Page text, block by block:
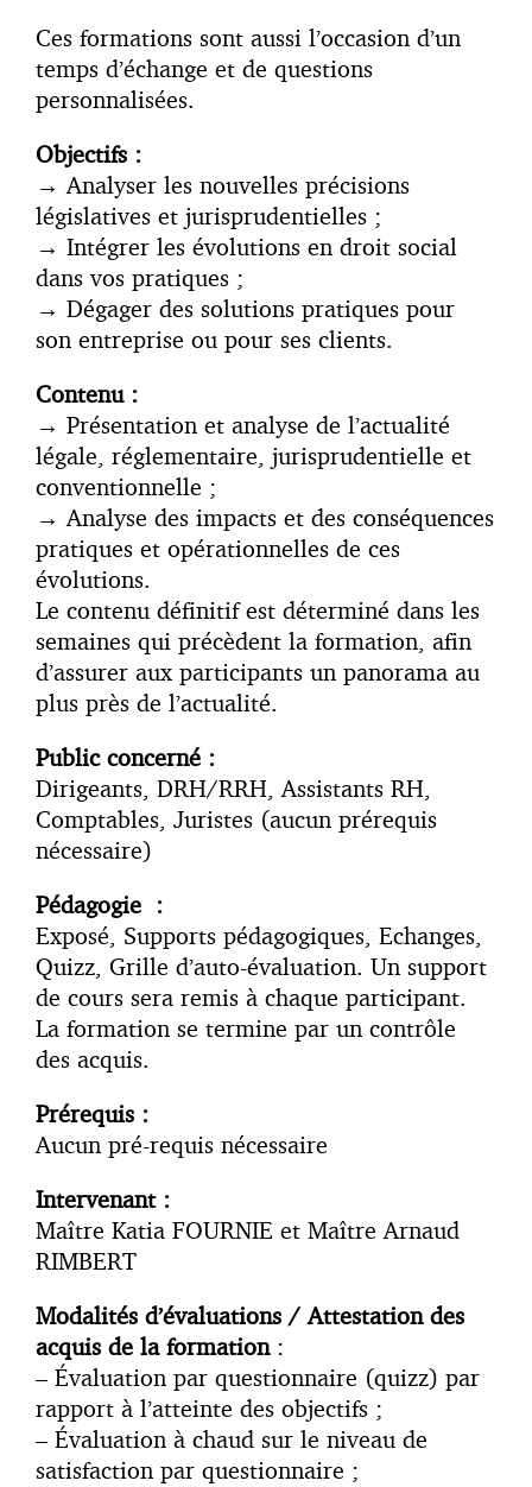
Ces formations sont aussi l’occasion d’un
temps d’échange et de questions
personnalisées.
Objectifs :
→Analyser les nouvelles précisions
législatives et jurisprudentielles ;
→ Intégrer les évolutions en droit social
dans vos pratiques ;
→ Dégager des solutions pratiques pour
son entreprise ou pour ses clients.
Contenu :
→ Présentation et analyse de l’actualité
légale, réglementaire, jurisprudentielle et
conventionnelle ;
→Analyse des impacts et des conséquences
pratiques et opérationnelles de ces
évolutions.
Le contenu définitif est déterminé dans les
semaines qui précèdent la formation, afin
d’assurer aux participants un panorama au
plus près de l’actualité.
Public concerné :
Dirigeants, DRH/RRH, Assistants RH,
Comptables, Juristes (aucun prérequis
nécessaire)
Pédagogie :
Exposé, Supports pédagogiques, Echanges,
Quizz, Grille d’auto-évaluation. Un support
de cours sera remis à chaque participant.
La formation se termine par un contrôle
des acquis.
Prérequis :
Aucun pré-requis nécessaire
Intervenant :
Maître Katia FOURNIE et Maître Arnaud
RIMBERT
Modalités d’évaluations / Attestation des
acquis de la formation:
– Évaluation par questionnaire (quizz) par
rapport à l’atteinte des objectifs ;
– Évaluation à chaud sur le niveau de
satisfaction par questionnaire ;